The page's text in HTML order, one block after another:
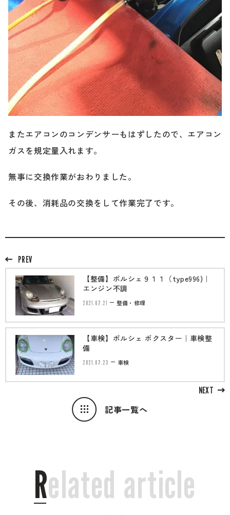
またエアコンのコンデンサーもはずしたので、エアコン
ガスを規定量入れます。
無事に交換作業がおわりました。
その後、消耗品の交換をして作業完了です。
PREV
【整備】ポルシェ９１１（type996)｜
エンジン不調
2021.07.21 整備・修理
記事一覧へ
NEXT
【車検】ポルシェ ボクスター｜車検整
備
2021.07.23 車検
Related article